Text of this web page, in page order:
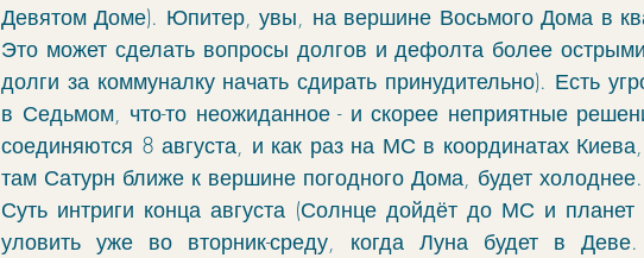
Девятом Доме). Юпитер, увы, на вершине Восьмого Дома в
Это может сделать вопросы долгов и дефолта более
долги за коммуналку начать сдирать принудительно). Есть
в Седьмом, что-то неожиданное - и скорее неприятные
соединяются 8 августа, и как раз на МС в координатах
там Сатурн ближе к вершине погодного Дома, будет холоднее.
Суть интриги конца августа (Солнце дойдёт до МС и
уловить уже во вторник-среду, когда Луна будет в